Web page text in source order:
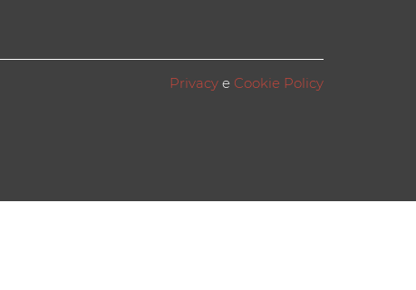
Privacy e Cookie Policy